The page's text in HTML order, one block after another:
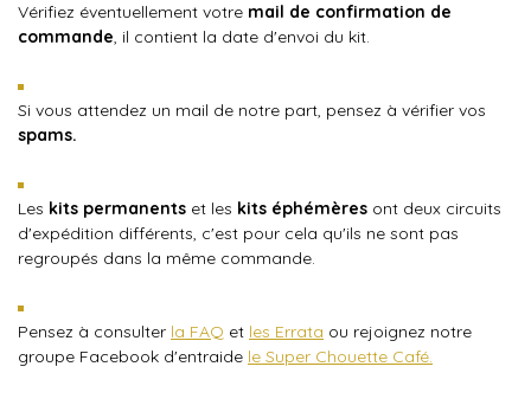
Vérifiez éventuellement votre mail de confirmation de
commande, il contient la date d'envoi du kit.
Si vous attendez un mail de notre part, pensez à vérifier vos
spams.
Les kits permanents et les kits éphémères ont deux circuits
d'expédition différents, c'est pour cela qu'ils ne sont pas
regroupés dans la même commande.
Pensez à consulter la FAQ et les Errata ou rejoignez notre
groupe Facebook d'entraide le Super Chouette Café.